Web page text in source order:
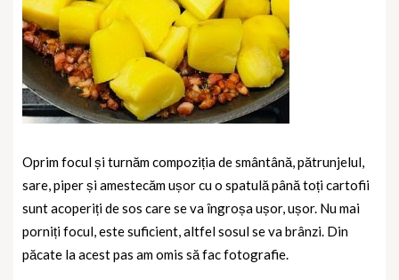
Oprim focul și turnăm compoziția de smântână, pătrunjelul,
sare, piper și amestecăm ușor cu o spatulă până toți cartofii
sunt acoperiți de sos care se va îngroșa ușor, ușor. Nu mai
porniți focul, este suficient, altfel sosul se va brânzi. Din
păcate la acest pas am omis să fac fotografie.